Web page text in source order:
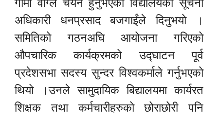
अधिकारी धनप्रसाद बजगाईंले दिनुभयो ।
समितिको गठनअघि आयोजना गरिएको
औपचारिक कार्यक्रमको उद्घाटन पूर्व
प्रदेशसभा सदस्य सुन्दर विश्वकर्माले गर्नुभएको
थियो ।उनले सामुदायिक बिद्यालयमा कार्यरत
शिक्षक तथा कर्मचारीहरुको छोराछोरी पनि